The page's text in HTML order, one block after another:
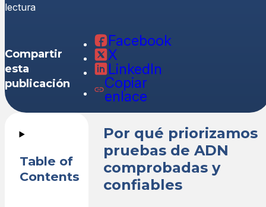
lectura
Compartir
esta
publicación
Facebook
X
LinkedIn
Copiar
enlace
Por qué priorizamos
pruebas de ADN
comprobadas y
confiables
Table of
Contents